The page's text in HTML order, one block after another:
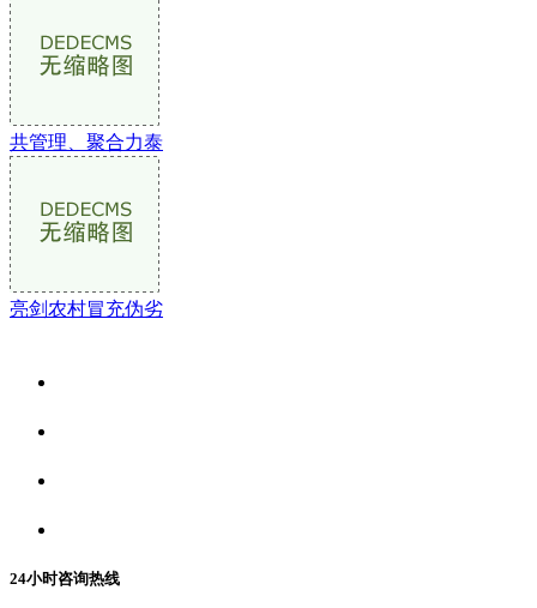
共管理、聚合力泰
亮剑农村冒充伪劣
24小时咨询热线